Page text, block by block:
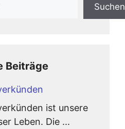
Suchen
Beiträge
ist unsere
Leben. Die ...